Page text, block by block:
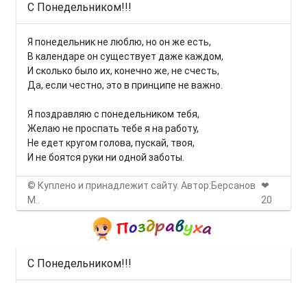
С Понедельником!!!
Я понедельник не люблю, но он же есть,
В календаре он существует даже каждом,
И сколько было их, конечно же, не счесть,
Да, если честно, это в принципе не важно.
Я поздравляю с понедельником тебя,
Желаю не проспать тебе я на работу,
Не едет кругом голова, пускай, твоя,
И не боятся руки ни одной заботы.
© Куплено и принадлежит сайту. Автор:Берсанов
М..
❤
20
С Понедельником!!!